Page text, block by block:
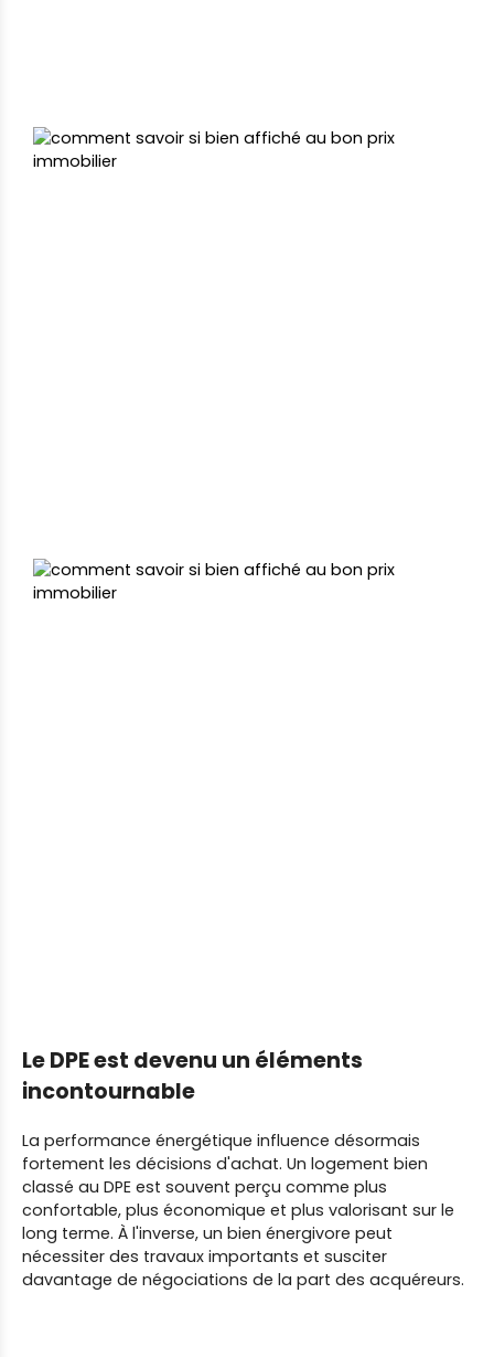
Le DPE est devenu un éléments
incontournable
La performance énergétique influence désormais
fortement les décisions d'achat. Un logement bien
classé au DPE est souvent perçu comme plus
confortable, plus économique et plus valorisant sur le
long terme. À l'inverse, un bien énergivore peut
nécessiter des travaux importants et susciter
davantage de négociations de la part des acquéreurs.